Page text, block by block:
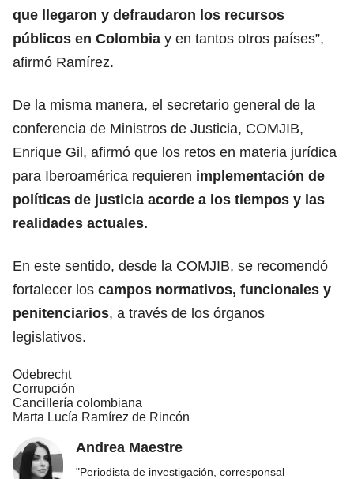
que llegaron y defraudaron los recursos
públicos en Colombia y en tantos otros países”,
afirmó Ramírez.
De la misma manera, el secretario general de la
conferencia de Ministros de Justicia, COMJIB,
Enrique Gil, afirmó que los retos en materia jurídica
para Iberoamérica requieren implementación de
políticas de justicia acorde a los tiempos y las
realidades actuales.
En este sentido, desde la COMJIB, se recomendó
fortalecer los campos normativos, funcionales y
penitenciarios, a través de los órganos
legislativos.
Odebrecht
Corrupción
Cancillería colombiana
Marta Lucía Ramírez de Rincón
Andrea Maestre
"Periodista de investigación, corresponsal